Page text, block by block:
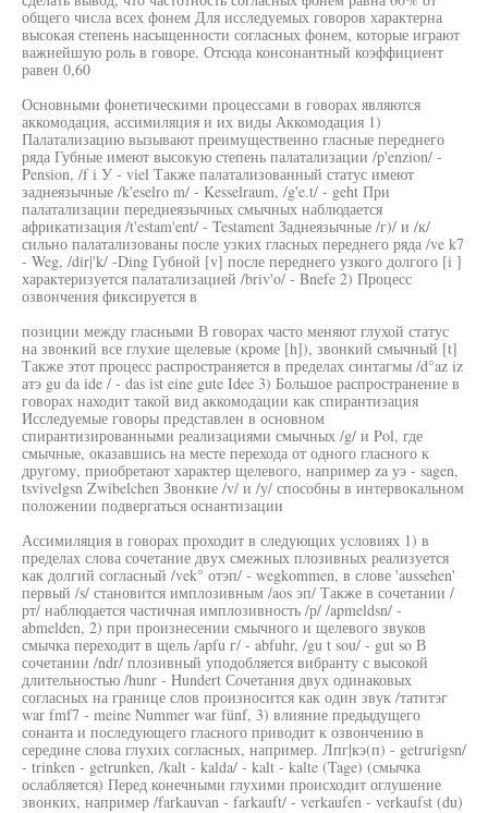
общего числа всех фонем Для исследуемых говоров характерна
высокая степень насыщенности согласных фонем, которые играют
важнейшую роль в говоре. Отсюда консонантный коэффициент
равен 0,60
Основными фонетическими процессами в говорах являются
аккомодация, ассимиляция и их виды Аккомодация 1)
Палатализацию вызывают преимущественно гласные переднего
ряда Губные имеют высокую степень палатализации /p'enzion/ -
Pension, /f i У - viel Также палатализованный статус имеют
заднеязычные /k'eselro m/ - Kesselraum, /g'e.t/ - geht При
палатализации переднеязычных смычных наблюдается
африкатизация /t'estam'ent/ - Testament Заднеязычные /г)/ и /к/
сильно палатализованы после узких гласных переднего ряда /ve k7
- Weg, /dir|'k/ -Ding Губной [v] после переднего узкого долгого [i ]
характеризуется палатализацией /briv'o/ - Bnefe 2) Процесс
озвончения фиксируется в
позиции между гласными В говорах часто меняют глухой статус
на звонкий все глухие щелевые (кроме [h]), звонкий смычный [t]
Также этот процесс распространяется в пределах синтагмы /d°az iz
атэ gu da ide / - das ist eine gute Idee 3) Большое распространение в
говорах находит такой вид аккомодации как спирантизация
Исследуемые говоры представлен в основном
спирантизированными реализациями смычных /g/ и Pol, где
смычные, оказавшись на месте перехода от одного гласного к
другому, приобретают характер щелевого, например za уэ - sagen,
tsvivelgsn Zwibelchen Звонкие /v/ и /у/ способны в интервокальном
положении подвергаться оснантизации
Ассимиляция в говорах проходит в следующих условиях 1) в
пределах слова сочетание двух смежных плозивных реализуется
как долгий согласный /vek° отэп/ - wegkommen, в слове 'aussehen'
первый /s/ становится имплозивным /aos эп/ Также в сочетании /
рт/ наблюдается частичная имплозивность /р/ /apmeldsn/ -
abmelden, 2) при произнесении смычного и щелевого звуков
смычка переходит в щель /apfu г/ - abfuhr, /gu t sou/ - gut so В
сочетании /ndr/ плозивный уподобляется вибранту с высокой
длительностью /hunr - Hundert Сочетания двух одинаковых
согласных на границе слов произносится как один звук /татитэг
war fmf7 - meine Nummer war fünf, 3) влияние предыдущего
сонанта и последующего гласного приводит к озвончению в
середине слова глухих согласных, например. Лпг|кэ(п) - getrurigsn/
- trinken - getrunken, /kalt - kalda/ - kalt - kalte (Tage) (смычка
ослабляется) Перед конечными глухими происходит оглушение
звонких, например /farkauvan - farkauft/ - verkaufen - verkaufst (du)